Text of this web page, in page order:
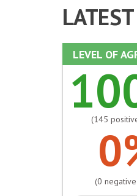
LEVEL OF
(145
(0